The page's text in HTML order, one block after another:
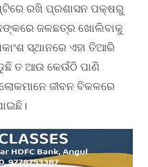
ରଖି ପ୍ରଶାସନ ପକ୍ଷରୁ
ଜଳଛତ୍ର ଖୋଲିବାକୁ
ସ୍ଥାନରେ ଏହା ତିଆରି
ତ ଆଉ କେଉଁଠି ପାଣି
ଜୀବନ ବିକଳରେ